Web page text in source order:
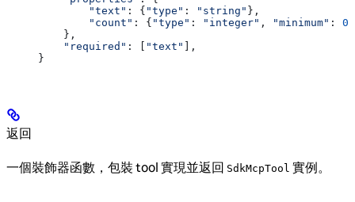
        "text"
: { "type" : "string" },
        "count"
: { "type" : "integer" , "minimum" : 0
    },
    "required"
: [ "text"
],
}
返回
一個裝飾器函數，包裝 tool 實現並返回 SdkMcpTool 實例。